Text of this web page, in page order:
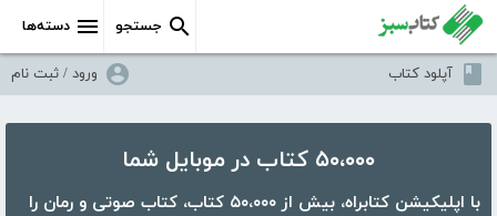
دسته‌ها جستجو
آپلود کتاب ورود / ثبت نام
۵۰،۰۰۰ کتاب در موبایل شما
با اپلیکیشن کتابراه، بیش از ۵۰،۰۰۰ کتاب، کتاب صوتی و رمان را